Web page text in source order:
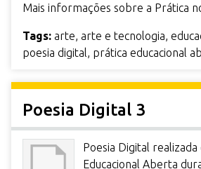
Mais informações sobre a Prática
Tags: arte arte e tecnologia
poesia digital
prática educacional
Poesia Digital 3
Poesia Digital realizada
Educacional Aberta